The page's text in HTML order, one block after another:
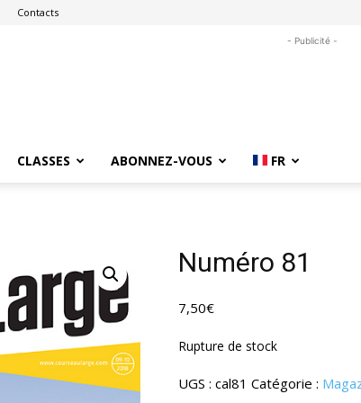
Contacts
- Publicité -
CLASSES ABONNEZ-VOUS FR
Numéro 81
7,50€
Rupture de stock
UGS :cal81 Catégorie :